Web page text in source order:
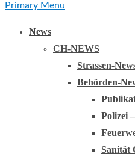
Primary Menu
News
CH-NEWS
Strassen-
Behörden-
Polizei
Sanität